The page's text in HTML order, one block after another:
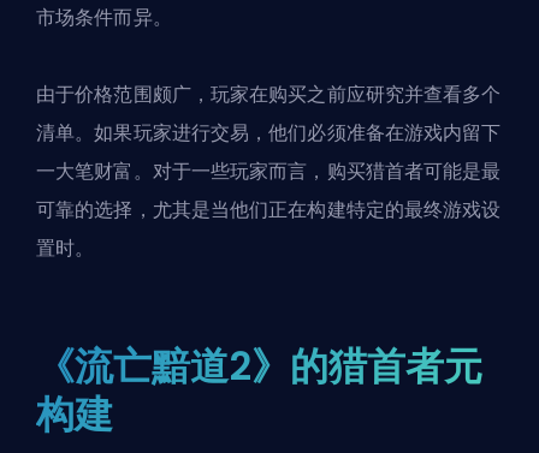
市场条件而异。
由于价格范围颇广，玩家在购买之前应研究并查看多个
清单。如果玩家进行交易，他们必须准备在游戏内留下
一大笔财富。对于一些玩家而言，购买猎首者可能是最
可靠的选择，尤其是当他们正在构建特定的最终游戏设
置时。
《流亡黯道2》的猎首者元
构建